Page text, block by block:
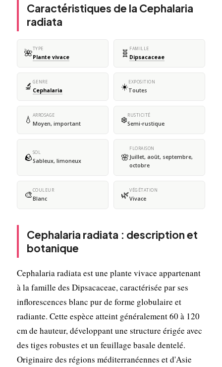
Caractéristiques de la Cephalaria
radiata
🌺TYPE
Plante vivace 🧬 FAMILLE
Dipsacaceae
🔬 GENRE
Cephalaria ☀️EXPOSITION
Toutes
💧 ARROSAGE
Moyen, important ❄️RUSTICITÉ
Semi-rustique
🪨SOL
Sableux, limoneux 🌸
FLORAISON
Juillet, août, septembre,
octobre
🎨COULEUR
Blanc 🌿VÉGÉTATION
Vivace
Cephalaria radiata : description et
botanique
Cephalaria radiata est une plante vivace appartenant
à la famille des Dipsacaceae, caractérisée par ses
inflorescences blanc pur de forme globulaire et
radiante. Cette espèce atteint généralement 60 à 120
cm de hauteur, développant une structure érigée avec
des tiges robustes et un feuillage basale dentelé.
Originaire des régions méditerranéennes et d'Asie